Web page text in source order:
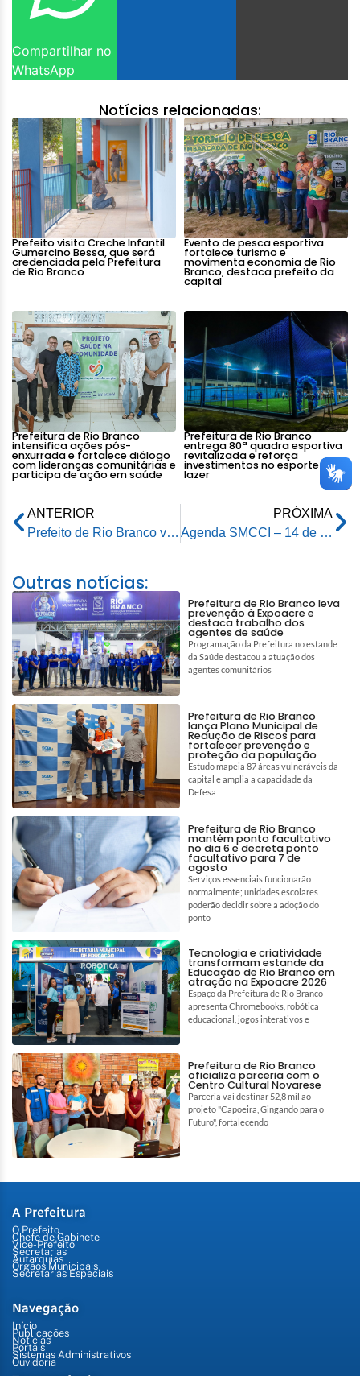
Compartilhar no
WhatsApp
Notícias relacionadas:
Prefeito visita Creche Infantil
Gumercino Bessa, que será
credenciada pela Prefeitura
de Rio Branco
Evento de pesca esportiva
fortalece turismo e
movimenta economia de Rio
Branco, destaca prefeito da
capital
Prefeitura de Rio Branco
intensifica ações pós-
enxurrada e fortalece diálogo
com lideranças comunitárias e
participa de ação em saúde
Prefeitura de Rio Branco
entrega 80ª quadra esportiva
revitalizada e reforça
investimentos no esporte e
lazer
ANTERIOR
Prefeito de Rio Branco visita fábrica de blocos de concreto e destaca apoio aos empreendimentos locais
PRÓXIMA
Agenda SMCCI – 14 de março de 2024
Outras notícias:
Prefeitura de Rio Branco leva
prevenção à Expoacre e
destaca trabalho dos
agentes de saúde
Programação da Prefeitura no estande
da Saúde destacou a atuação dos
agentes comunitários
Prefeitura de Rio Branco
lança Plano Municipal de
Redução de Riscos para
fortalecer prevenção e
proteção da população
Estudo mapeia 87 áreas vulneráveis da
capital e amplia a capacidade da
Defesa
Prefeitura de Rio Branco
mantém ponto facultativo
no dia 6 e decreta ponto
facultativo para 7 de
agosto
Serviços essenciais funcionarão
normalmente; unidades escolares
poderão decidir sobre a adoção do
ponto
Tecnologia e criatividade
transformam estande da
Educação de Rio Branco em
atração na Expoacre 2026
Espaço da Prefeitura de Rio Branco
apresenta Chromebooks, robótica
educacional, jogos interativos e
Prefeitura de Rio Branco
oficializa parceria com o
Centro Cultural Novarese
Parceria vai destinar 52,8 mil ao
projeto "Capoeira, Gingando para o
Futuro", fortalecendo
A Prefeitura
O Prefeito
Chefe de Gabinete
Vice-Prefeito
Secretarias
Autarquias
Órgãos Municipais
Secretarias Especiais
Navegação
Início
Publicações
Notícias
Portais
Sistemas Administrativos
Ouvidoria